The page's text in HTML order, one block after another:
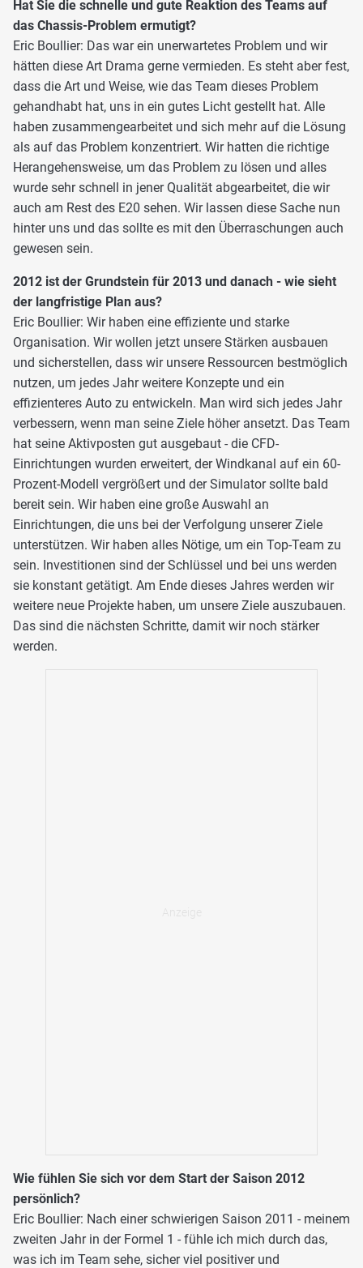
Hat Sie die schnelle und gute Reaktion des Teams auf
das Chassis-Problem ermutigt?
Eric Boullier: Das war ein unerwartetes Problem und wir
hätten diese Art Drama gerne vermieden. Es steht aber fest,
dass die Art und Weise, wie das Team dieses Problem
gehandhabt hat, uns in ein gutes Licht gestellt hat. Alle
haben zusammengearbeitet und sich mehr auf die Lösung
als auf das Problem konzentriert. Wir hatten die richtige
Herangehensweise, um das Problem zu lösen und alles
wurde sehr schnell in jener Qualität abgearbeitet, die wir
auch am Rest des E20 sehen. Wir lassen diese Sache nun
hinter uns und das sollte es mit den Überraschungen auch
gewesen sein.
2012 ist der Grundstein für 2013 und danach - wie sieht
der langfristige Plan aus?
Eric Boullier: Wir haben eine effiziente und starke
Organisation. Wir wollen jetzt unsere Stärken ausbauen
und sicherstellen, dass wir unsere Ressourcen bestmöglich
nutzen, um jedes Jahr weitere Konzepte und ein
effizienteres Auto zu entwickeln. Man wird sich jedes Jahr
verbessern, wenn man seine Ziele höher ansetzt. Das Team
hat seine Aktivposten gut ausgebaut - die CFD-
Einrichtungen wurden erweitert, der Windkanal auf ein 60-
Prozent-Modell vergrößert und der Simulator sollte bald
bereit sein. Wir haben eine große Auswahl an
Einrichtungen, die uns bei der Verfolgung unserer Ziele
unterstützen. Wir haben alles Nötige, um ein Top-Team zu
sein. Investitionen sind der Schlüssel und bei uns werden
sie konstant getätigt. Am Ende dieses Jahres werden wir
weitere neue Projekte haben, um unsere Ziele auszubauen.
Das sind die nächsten Schritte, damit wir noch stärker
werden.
Wie fühlen Sie sich vor dem Start der Saison 2012
persönlich?
Eric Boullier: Nach einer schwierigen Saison 2011 - meinem
zweiten Jahr in der Formel 1 - fühle ich mich durch das,
was ich im Team sehe, sicher viel positiver und